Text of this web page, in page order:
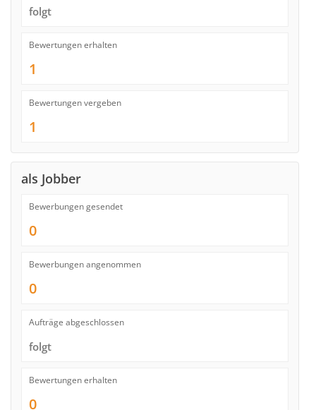
folgt
Bewertungen erhalten
1
Bewertungen vergeben
1
als Jobber
Bewerbungen gesendet
0
Bewerbungen angenommen
0
Aufträge abgeschlossen
folgt
Bewertungen erhalten
0